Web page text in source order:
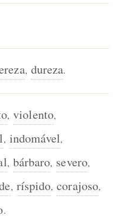
, dureza.
, violento,
, indomável,
, bárbaro, severo,
, ríspido, corajoso,
.